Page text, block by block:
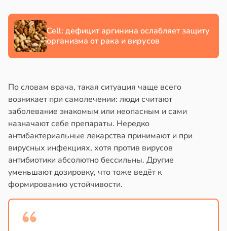
Cell: дефицит аргинина ослабляет защиту
организма от рака и вирусов
По словам врача, такая ситуация чаще всего
возникает при самолечении: люди считают
заболевание знакомым или неопасным и сами
назначают себе препараты. Нередко
антибактериальные лекарства принимают и при
вирусных инфекциях, хотя против вирусов
антибиотики абсолютно бессильны. Другие
уменьшают дозировку, что тоже ведёт к
формированию устойчивости.